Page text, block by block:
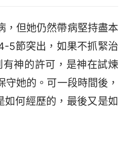
，但她仍然帶病堅持盡本
5節突出，如果不抓緊治
神的許可，是神在試煉
她的。可一段時間後，
何經歷的，最後又是如